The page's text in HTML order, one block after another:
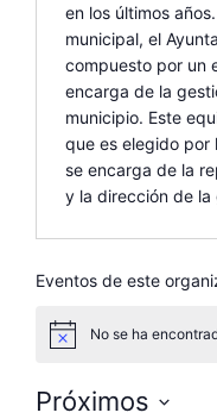
en los últimos
municipal, el
compuesto por un
encarga de la
municipio. Este
que es elegido por
se encarga de la
y la dirección de la
Eventos de este
s
No se ha
Próximos